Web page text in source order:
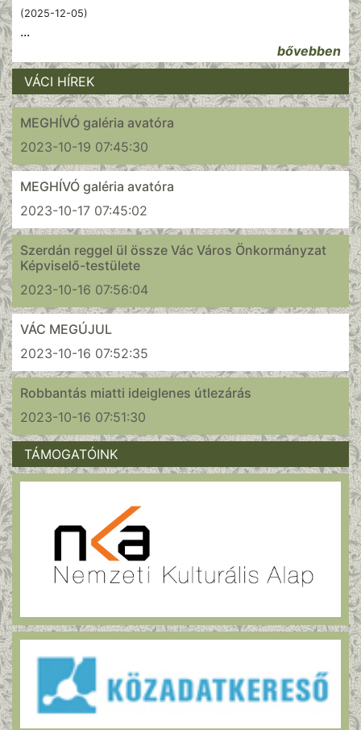
(2025-12-05)
...
bővebben
VÁCI HÍREK
MEGHÍVÓ galéria avatóra
2023-10-19 07:45:30
MEGHÍVÓ galéria avatóra
2023-10-17 07:45:02
Szerdán reggel ül össze Vác Város Önkormányzat
Képviselő-testülete
2023-10-16 07:56:04
VÁC MEGÚJUL
2023-10-16 07:52:35
Robbantás miatti ideiglenes útlezárás
2023-10-16 07:51:30
TÁMOGATÓINK